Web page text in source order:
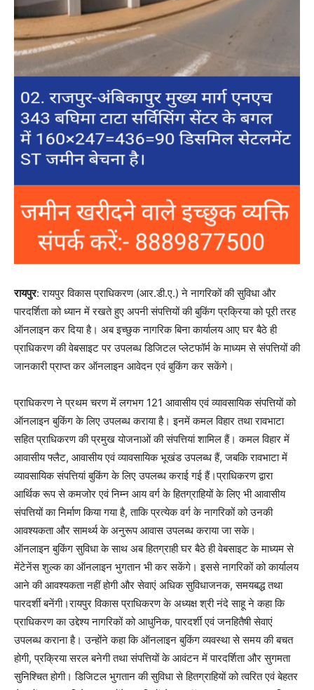
रायपुर: रायपुर विकास प्राधिकरण (आर.डी.ए.) ने नागरिकों की सुविधा और
पारदर्शिता को ध्यान में रखते हुए अपनी संपत्तियों की बुकिंग प्रक्रिया को पूरी तरह
ऑनलाइन कर दिया है। अब इच्छुक नागरिक बिना कार्यालय आए घर बैठे ही
प्राधिकरण की वेबसाइट पर उपलब्ध डिजिटल प्लेटफॉर्म के माध्यम से संपत्तियों की
जानकारी प्राप्त कर ऑनलाइन आवेदन एवं बुकिंग कर सकेंगे।
प्राधिकरण ने प्रथम चरण में लगभग 121 आवासीय एवं व्यावसायिक संपत्तियों को
ऑनलाइन बुकिंग के लिए उपलब्ध कराया है। इनमें कमल विहार तथा रावभाटा
सहित प्राधिकरण की प्रमुख योजनाओं की संपत्तियां शामिल हैं। कमल विहार में
आवासीय फ्लैट, आवासीय एवं व्यावसायिक भूखंड उपलब्ध हैं, जबकि रावभाटा में
व्यावसायिक संपत्तियां बुकिंग के लिए उपलब्ध कराई गई हैं।प्राधिकरण द्वारा
आर्थिक रूप से कमजोर एवं निम्न आय वर्ग के हितग्राहियों के लिए भी आवासीय
संपत्तियों का निर्माण किया गया है, ताकि प्रत्येक वर्ग के नागरिकों को उनकी
आवश्यकता और सामर्थ्य के अनुरूप आवास उपलब्ध कराया जा सके।
ऑनलाइन बुकिंग सुविधा के साथ अब हितग्राही घर बैठे ही वेबसाइट के माध्यम से
मेंटेनेंस शुल्क का ऑनलाइन भुगतान भी कर सकेंगे। इससे नागरिकों को कार्यालय
आने की आवश्यकता नहीं होगी और सेवाएं अधिक सुविधाजनक, समयबद्ध तथा
पारदर्शी बनेंगी।रायपुर विकास प्राधिकरण के अध्यक्ष श्री नंदे साहू ने कहा कि
प्राधिकरण का उद्देश्य नागरिकों को आधुनिक, पारदर्शी एवं जनहितैषी सेवाएं
उपलब्ध कराना है। उन्होंने कहा कि ऑनलाइन बुकिंग व्यवस्था से समय की बचत
होगी, प्रक्रिया सरल बनेगी तथा संपत्तियों के आवंटन में पारदर्शिता और सुगमता
सुनिश्चित होगी। डिजिटल भुगतान की सुविधा से हितग्राहियों को त्वरित एवं बेहतर